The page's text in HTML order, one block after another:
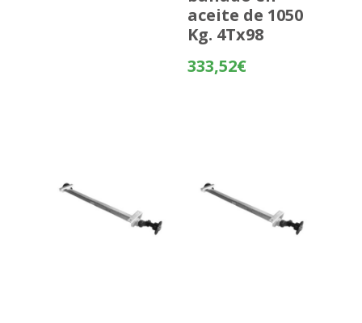
aceite de 1050
Kg. 4Tx98
333,52€